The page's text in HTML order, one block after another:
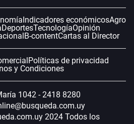
Indicadores económicosAgro
DeportesTecnologíaOpinión
B-contentCartas al Director
Políticas de privacidad
y Condiciones
1042 - 2418 8280
2024 Todos los